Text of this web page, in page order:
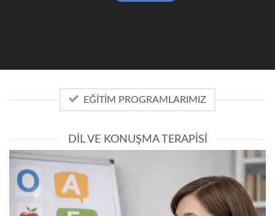
EĞITIM PROGRAMLARIMIZ
DIL VE KONUŞMA TERAPISI